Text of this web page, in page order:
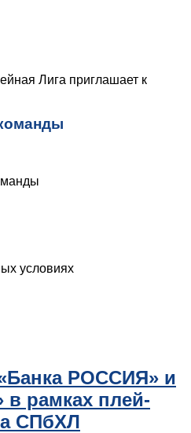
Лига приглашает к
условиях
РОССИЯ» и
в рамках плей-
СПбХЛ